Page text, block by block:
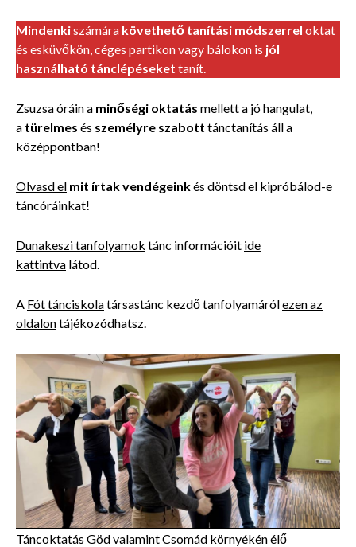
Mindenkiszámára követhető tanítási módszerrel oktat
és esküvőkön, céges partikon vagy bálokon is jól
használható tánclépéseket tanít.
Zsuzsa óráin a minőségi oktatás mellett a jó hangulat,
a türelmes és személyre szabott tánctanítás áll a
középpontban!
Olvasd el mit írtak vendégeinkés döntsd el kipróbálod-e
táncóráinkat!
Dunakeszi tanfolyamok tánc információit ide
kattintva látod.
A Fót tánciskolatársastánc kezdő tanfolyamárólezen az
oldalontájékozódhatsz.
Táncoktatás Göd valamint Csomád környékén élő